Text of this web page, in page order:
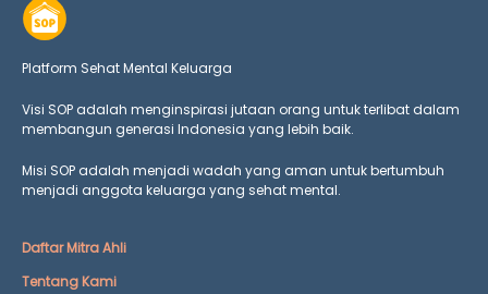
Platform Sehat Mental Keluarga
Visi SOP adalah menginspirasi jutaan orang untuk terlibat dalam
membangun generasi Indonesia yang lebih baik.
Misi SOP adalah menjadi wadah yang aman untuk bertumbuh
menjadi anggota keluarga yang sehat mental.
Daftar Mitra Ahli
Tentang Kami